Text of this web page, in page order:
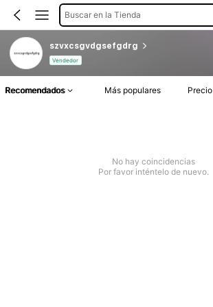
Buscar en la Tienda
szvxcsgvdgsefgdrg
Vendedor
Recomendados Más populares Precio
No hay coincidencias
Por favor inténtelo de nuevo.